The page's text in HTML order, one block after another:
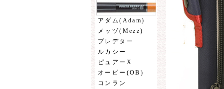
アダム(Adam)
メッヅ(Mezz)
プレデター
ルカシー
ピュアーX
オービー(OB)
コンラン